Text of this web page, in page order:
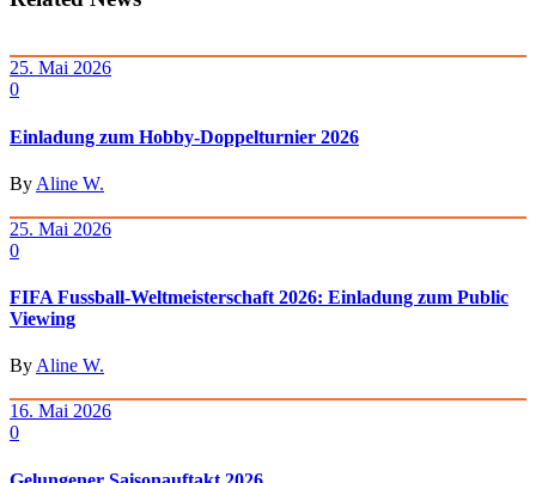
25. Mai 2026
0
Einladung zum Hobby-Doppelturnier 2026
By Aline W.
25. Mai 2026
0
FIFA Fussball-Weltmeisterschaft 2026: Einladung zum Public
Viewing
ByAline W.
16. Mai 2026
0